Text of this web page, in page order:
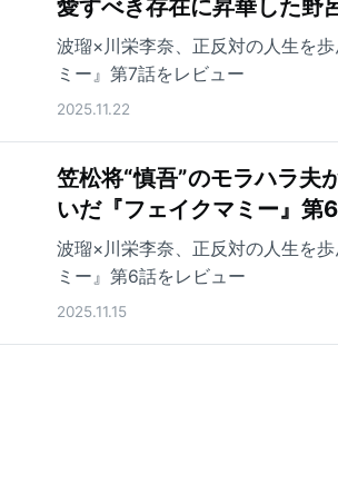
愛すべき存在に昇華した野
波瑠×川栄李奈、正反対の人生を
ミー』第7話をレビュー
2025.11.22
笠松将“慎吾”のモラハラ夫
いだ『フェイクマミー』第
波瑠×川栄李奈、正反対の人生を
ミー』第6話をレビュー
2025.11.15